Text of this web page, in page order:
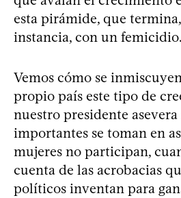
esta pirámide, que
instancia, con un femicidio.
Vemos cómo se
propio país este tipo de
nuestro presidente
importantes se toman en
mujeres no participan,
cuenta de las acrobacias
políticos inventan para